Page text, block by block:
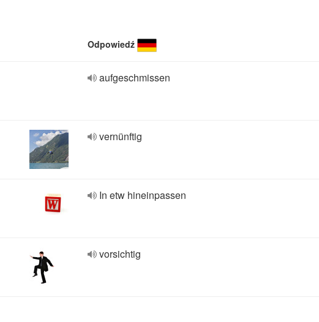
Odpowiedź
aufgeschmissen
vernünftig
In etw hineinpassen
vorsichtig